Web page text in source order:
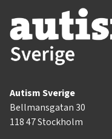
Autism Sverige
Bellmansgatan 30
118 47 Stockholm